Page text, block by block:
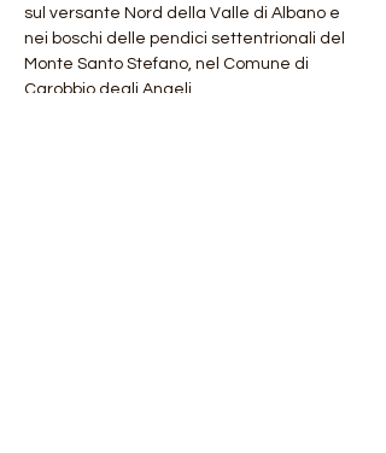
sul versante Nord della Valle di Albano e
nei boschi delle pendici settentrionali del
Monte Santo Stefano, nel Comune di
Carobbio degli Angeli.